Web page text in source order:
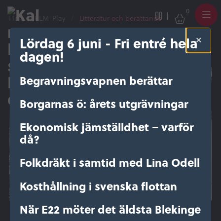
PausaVarukorg
0
Meny
Hem / KLM-Play Litteratur och berättande
Litteratur och berättande
Torpens tysta liv – när skönlitteratur ...
Lördag 6 juni - Fri entré hela
dagen!
Begravningsvapnen berättar
Borgarnas ö: årets utgrävningar
Ekonomisk jämställdhet – varför
då?
Folkdräkt i samtid med Lina Odell
Kosthållning i svenska flottan
När E22 möter det äldsta Blekinge